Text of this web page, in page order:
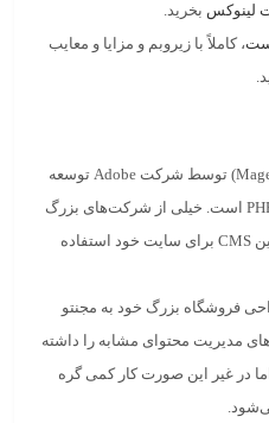
لینوکس بخرید.
، کاملاً با زیروبم و مزایا و معایب
(Magento) توسط شرکت Adobe توسعه
پیدا کرد، اما این سیستم هم بر پایه PHP است. خیلی از شرکت‌های بزرگ
مثل نایک، کوکاکولا و سامسونگ از این CMS برای سایت خود استفاده
فروشگاه بزرگ خود به مجنتو
مدیریت محتوای مشابه را داشته
در غیر این صورت کار کمی گره